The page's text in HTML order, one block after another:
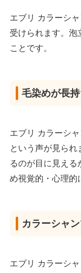
エブリ カラーシ
受けられます。泡
ことです。
毛染めが長
エブリ カラーシ
という声が見ら
るのが目に見える
め視覚的・心理的
カラーシャ
エブリ カラーシ